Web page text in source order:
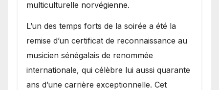
multiculturelle norvégienne.
​L’un des temps forts de la soirée a été la
remise d’un certificat de reconnaissance au
musicien sénégalais de renommée
internationale, qui célèbre lui aussi quarante
ans d’une carrière exceptionnelle. Cet